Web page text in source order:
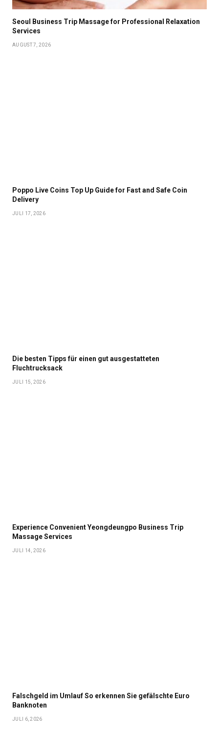
Seoul Business Trip Massage for Professional Relaxation
Services
AUGUST 7, 2026
Poppo Live Coins Top Up Guide for Fast and Safe Coin
Delivery
JULI 17, 2026
Die besten Tipps für einen gut ausgestatteten
Fluchtrucksack
JULI 15, 2026
Experience Convenient Yeongdeungpo Business Trip
Massage Services
JULI 14, 2026
Falschgeld im Umlauf So erkennen Sie gefälschte Euro
Banknoten
JULI 6, 2026